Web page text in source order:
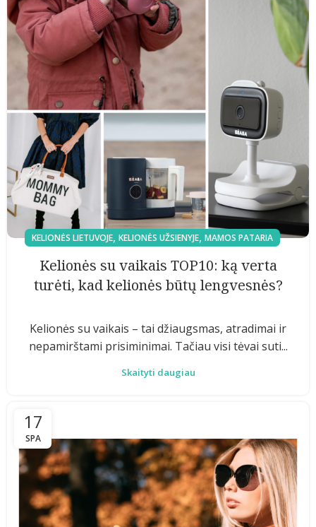
KELIONĖS LIETUVOJE, KELIONĖS UŽSIENYJE, MAMOS PATARIA
Kelionės su vaikais TOP10: ką verta
turėti, kad kelionės būtų lengvesnės?
Kelionės su vaikais – tai džiaugsmas, atradimai ir
nepamirštami prisiminimai. Tačiau visi tėvai suti...
Skaityti daugiau
17
SPA